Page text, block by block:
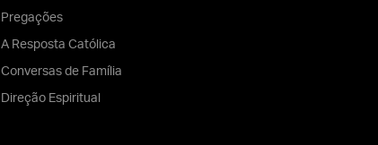
Pregações
A Resposta Católica
Conversas de Família
Direção Espiritual